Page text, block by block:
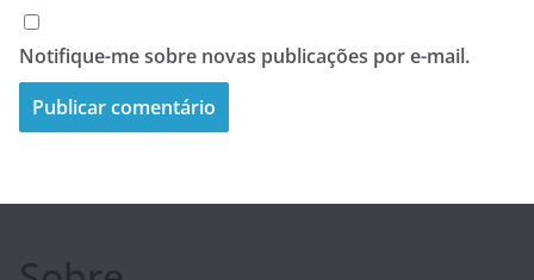
Notifique-me sobre novas publicações por e-mail.